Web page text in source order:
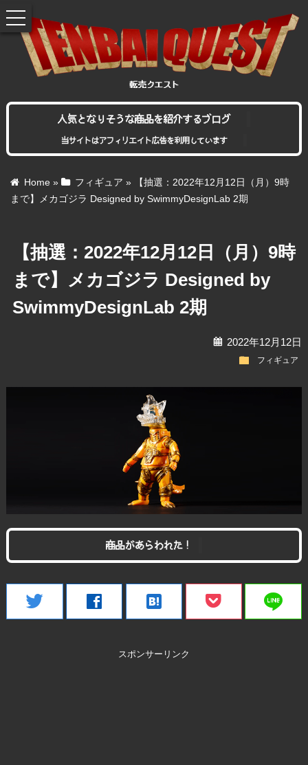
人気となりそうな商品を紹介するブログ
当サイトはアフィリエイト広告を利用しています
Home » フィギュア »
【抽選：2022年12月12日（月）9時
まで】メカゴジラ Designed by SwimmyDesignLab 2期
【抽選：2022年12月12日（月）9時
まで】メカゴジラ Designed by
SwimmyDesignLab 2期
calendar2022年12月12日
folder フィギュア
商品があらわれた！
twitter facebook hatenabookmark line
スポンサーリンク
toggle
navigation